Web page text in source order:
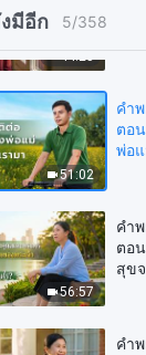
มีอีก 5/358
44:25
51:02
คำ
ตอ
พ่อ
56:57
คำ
ตอ
สุข
คำ